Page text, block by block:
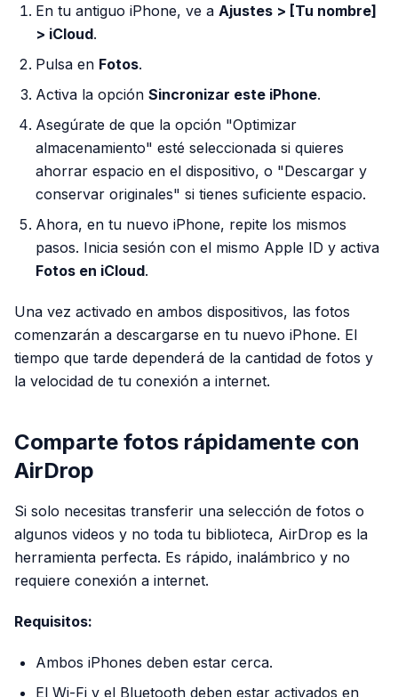
En tu antiguo iPhone, ve a Ajustes > [Tu nombre]
> iCloud.
Pulsa en Fotos.
Activa la opción Sincronizar este iPhone.
Asegúrate de que la opción "Optimizar
almacenamiento" esté seleccionada si quieres
ahorrar espacio en el dispositivo, o "Descargar y
conservar originales" si tienes suficiente espacio.
Ahora, en tu nuevo iPhone, repite los mismos
pasos. Inicia sesión con el mismo Apple ID y activa
Fotos en iCloud.
Una vez activado en ambos dispositivos, las fotos
comenzarán a descargarse en tu nuevo iPhone. El
tiempo que tarde dependerá de la cantidad de fotos y
la velocidad de tu conexión a internet.
Comparte fotos rápidamente con
AirDrop
Si solo necesitas transferir una selección de fotos o
algunos videos y no toda tu biblioteca, AirDrop es la
herramienta perfecta. Es rápido, inalámbrico y no
requiere conexión a internet.
Requisitos:
Ambos iPhones deben estar cerca.
El Wi-Fi y el Bluetooth deben estar activados en